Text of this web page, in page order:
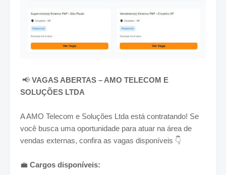
📢 VAGAS ABERTAS – AMO TELECOM E
SOLUÇÕES LTDA
A AMO Telecom e Soluções Ltda está contratando! Se
você busca uma oportunidade para atuar na área de
vendas externas, confira as vagas disponíveis 👇
💼 Cargos disponíveis: